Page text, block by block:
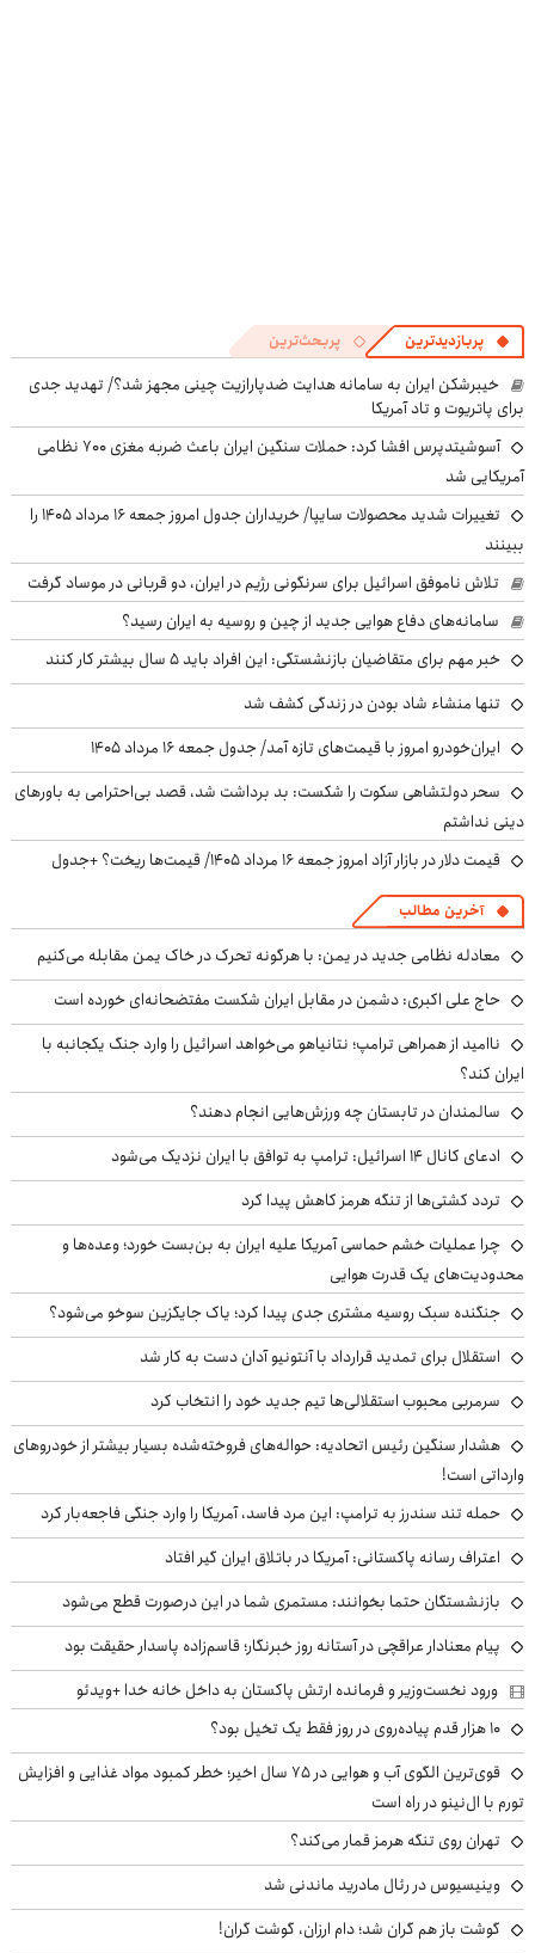
پربازدیدترین پربحث‌ترین
خیبرشکن ایران به سامانه هدایت ضدپارازیت چینی مجهز شد؟/ تهدید جدی
برای پاتریوت و تاد آمریکا
آسوشیتدپرس افشا کرد: حملات سنگین ایران باعث ضربه مغزی ۷۰۰ نظامی
آمریکایی شد
تغییرات شدید محصولات سایپا/ خریداران جدول امروز جمعه ۱۶ مرداد ۱۴۰۵ را
ببینند
تلاش ناموفق اسرائیل برای سرنگونی رژیم در ایران، دو قربانی در موساد گرفت
سامانه‌های دفاع هوایی جدید از چین و روسیه به ایران رسید؟
خبر مهم برای متقاضیان بازنشستگی: این افراد باید ۵ سال بیشتر کار کنند
تنها منشاء شاد بودن در زندگی کشف شد
ایران‌خودرو امروز با قیمت‌های تازه آمد/ جدول جمعه ۱۶ مرداد ۱۴۰۵
سحر دولتشاهی سکوت را شکست: بد برداشت شد، قصد بی‌احترامی به باورهای
دینی نداشتم
قیمت دلار در بازار آزاد امروز جمعه ۱۶ مرداد ۱۴۰۵/ قیمت‌ها ریخت؟ +جدول
آخرین مطالب
معادله نظامی جدید در یمن: با هرگونه تحرک در خاک یمن مقابله می‌کنیم
حاج علی اکبری: دشمن در مقابل ایران شکست مفتضحانه‌ای خورده است
ناامید از همراهی ترامپ؛ نتانیاهو می‌خواهد اسرائیل را وارد جنگ یکجانبه با
ایران کند؟
سالمندان در تابستان چه ورزش‌هایی انجام دهند؟
ادعای کانال ۱۴ اسرائیل: ترامپ به توافق با ایران نزدیک می‌شود
تردد کشتی‌ها از تنگه هرمز کاهش پیدا کرد
چرا عملیات خشم حماسی آمریکا علیه ایران به بن‌بست خورد؛ وعده‌ها و
محدودیت‌های یک قدرت هوایی
جنگنده سبک روسیه مشتری جدی پیدا کرد؛ یاک جایگزین سوخو می‌شود؟
استقلال برای تمدید قرارداد با آنتونیو آدان دست به کار شد
سرمربی محبوب استقلالی‌ها تیم جدید خود را انتخاب کرد
هشدار سنگین رئیس اتحادیه: حواله‌های فروخته‌شده بسیار بیشتر از خودروهای
وارداتی است!
حمله تند سندرز به ترامپ: این مرد فاسد، آمریکا را وارد جنگی فاجعه‌بار کرد
اعتراف رسانه پاکستانی: آمریکا در باتلاق ایران گیر افتاد
بازنشستگان حتما بخوانند: مستمری شما در این درصورت قطع می‌شود
پیام معنادار عراقچی در آستانه روز خبرنگار؛ قاسم‌زاده پاسدار حقیقت بود
ورود نخست‌وزیر و فرمانده ارتش پاکستان به داخل خانه خدا +ویدئو
۱۰ هزار قدم پیاده‌روی در روز فقط یک تخیل بود؟
قوی‌ترین الگوی آب و هوایی در ۷۵ سال اخیر؛ خطر کمبود مواد غذایی و افزایش
تورم با ال‌نینو در راه است
تهران روی تنگه هرمز قمار می‌کند؟
وینیسیوس در رئال مادرید ماندنی شد
گوشت باز هم گران شد؛ دام ارزان، گوشت گران!